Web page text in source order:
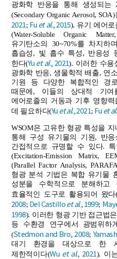
광화학 반응을 통해 생성되는
(Secondary Organic Aerosol,
2021; Fuet al., 2015). 유기 에어
(Water-Soluble Organic
유기탄소의 30~70%를 차지하
흡습성, 빛 흡수 특성, 반응성
한다(Yuet al., 2021). 이러한 수용
광화학 반응, 생물학적 배출, 연
기원 등 다양한 복합적인 경
때문에, 이들의 상대적 기여
에어로졸의 거동과 기후 영향
데 필요하다(Yuet al., 2021; Fuet al
WSOM은 고유한 형광 특성을
통해 구성 유기물의 기원, 반
간접적으로 규명할 수 있다.
(Excitation-Emission Matrix,
(Parallel Factor Analysis,
형광 분석 기법은 복합 유기물
성분을 수학적으로 분해하
효율적인 도구로 활용되어 왔다
2008; Del Castilloet al., 1999;
1998). 이러한 형광 기반 접근법
등 수환경 연구에서 광범위하
(Stedmon and Bro, 2008;
대기 환경을 대상으로 한
제한적이다(Wu et al., 2021). 이